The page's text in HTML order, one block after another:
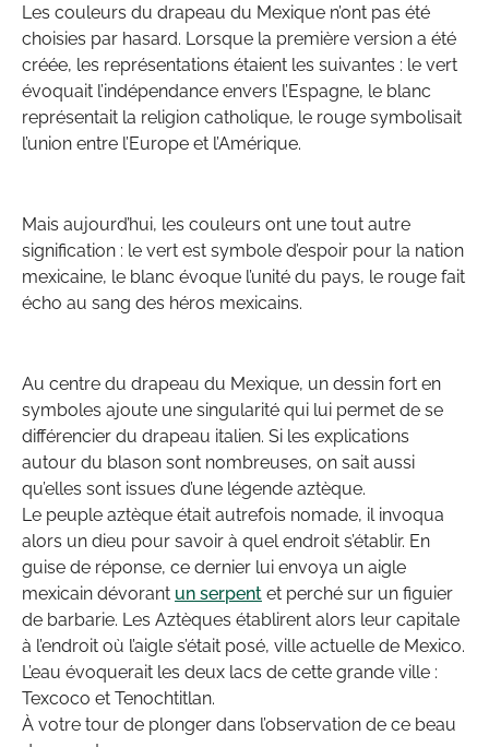
Les couleurs du drapeau du Mexique n’ont pas été
choisies par hasard. Lorsque la première version a été
créée, les représentations étaient les suivantes : le vert
évoquait l’indépendance envers l’Espagne, le blanc
représentait la religion catholique, le rouge symbolisait
l’union entre l’Europe et l’Amérique.
Mais aujourd’hui, les couleurs ont une tout autre
signification : le vert est symbole d’espoir pour la nation
mexicaine, le blanc évoque l’unité du pays, le rouge fait
écho au sang des héros mexicains.
Au centre du drapeau du Mexique, un dessin fort en
symboles ajoute une singularité qui lui permet de se
différencier du drapeau italien. Si les explications
autour du blason sont nombreuses, on sait aussi
qu’elles sont issues d’une légende aztèque.
Le peuple aztèque était autrefois nomade, il invoqua
alors un dieu pour savoir à quel endroit s’établir. En
guise de réponse, ce dernier lui envoya un aigle
mexicain dévorant un serpent et perché sur un figuier
de barbarie. Les Aztèques établirent alors leur capitale
à l’endroit où l’aigle s’était posé, ville actuelle de Mexico.
L’eau évoquerait les deux lacs de cette grande ville :
Texcoco et Tenochtitlan.
À votre tour de plonger dans l’observation de ce beau